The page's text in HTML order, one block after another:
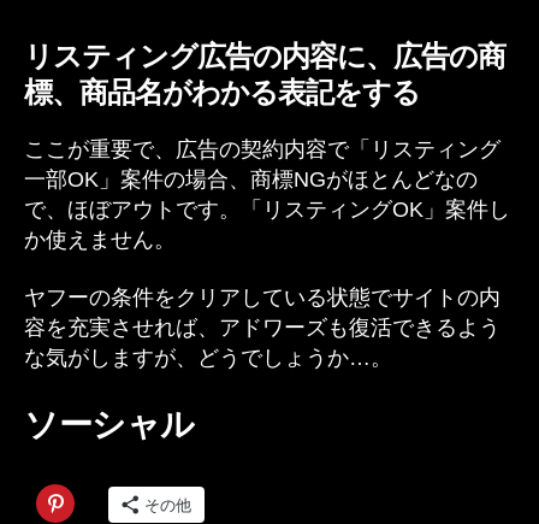
リスティング広告の内容に、広告の商
標、商品名がわかる表記をする
ここが重要で、広告の契約内容で「リスティング
一部OK」案件の場合、商標NGがほとんどなの
で、ほぼアウトです。「リスティングOK」案件し
か使えません。
ヤフーの条件をクリアしている状態でサイトの内
容を充実させれば、アドワーズも復活できるよう
な気がしますが、どうでしょうか…。
ソーシャル
その他